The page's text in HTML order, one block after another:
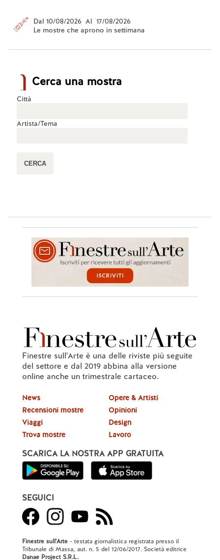
Dal 10/08/2026 Al 17/08/2026
Le mostre che aprono in settimana
Cerca una mostra
Città
Artista/Tema
Finestre sull'Arte è una delle riviste più seguite
del settore e dal 2019 abbina alla versione
online anche un trimestrale cartaceo.
News
Recensioni mostre
Viaggi
Trova mostre
Opere & Artisti
Opinioni
Design
Lavoro
SCARICA LA NOSTRA APP GRATUITA
SEGUICI
Finestre sull'Arte- testata giornalistica registrata presso il
Tribunale di Massa, aut. n. 5 del 12/06/2017. Società editrice
Danae Project S.R.L..